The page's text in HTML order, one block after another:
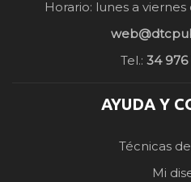
Horario: lunes a viernes
Tel.: 34 976
AYUDA Y
Técnicas
Mi